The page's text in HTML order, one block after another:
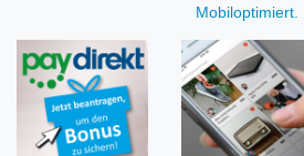
Mobiloptimiert.